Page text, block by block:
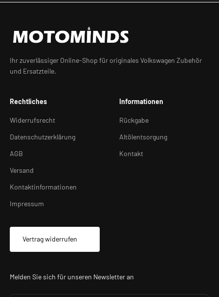
Ihr zuverlässiger Online-Shop für originales Volkswagen Zubehör
und Ersatzteile.
Rechtliches
Widerrufsrecht
Datenschutzerklärung
AGB
Versand
Kontaktinformationen
Impressum
Vertrag widerrufen
Informationen
Rückgabe
Altölentsorgung
Kontakt
Melden Sie sich für unseren Newsletter an